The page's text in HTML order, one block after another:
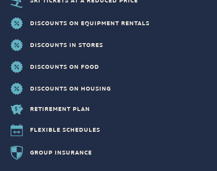
DISCOUNTS ON EQUIPMENT RENTALS
DISCOUNTS IN STORES
DISCOUNTS ON FOOD
DISCOUNTS ON HOUSING
RETIREMENT PLAN
FLEXIBLE SCHEDULES
GROUP INSURANCE